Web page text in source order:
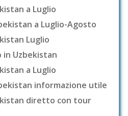
a Luglio
a Luglio-Agosto
Luglio
in Uzbekistan
a Luglio
informazione utile
diretto con tour